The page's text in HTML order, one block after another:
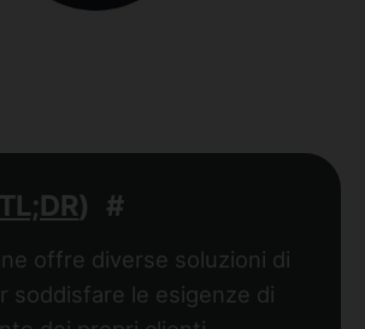
TL;DR) #
offre diverse soluzioni di
soddisfare le esigenze di